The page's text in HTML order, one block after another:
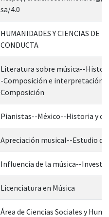
sa/4.0
HUMANIDADES Y CIENCIAS DE LA
CONDUCTA
Literatura sobre música--
-Composición e interpretación--
Composición
Pianistas--México--Historia y
Apreciación musical--Estudio de
Influencia de la música--
Licenciatura en Música
Área de Ciencias Sociales y